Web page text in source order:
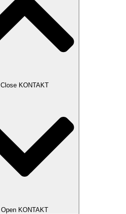
Close KONTAKT
Open KONTAKT